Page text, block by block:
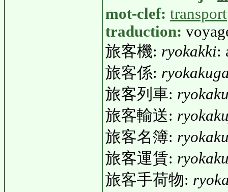
mot-clef: transport
traduction:
旅客機: ryokakki:
旅客係:
旅客列車:
旅客輸送:
旅客名簿:
旅客運賃:
旅客手荷物: